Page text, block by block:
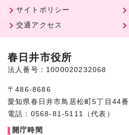
サイトポリシー
交通アクセス
春日井市役所
法人番号：1000020232068
〒486-8686
愛知県春日井市鳥居松町5丁目44
電話：0568-81-5111（代表）
開庁時間